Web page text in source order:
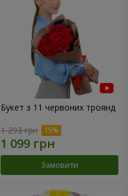
Букет з 11 червоних троянд
1 293 грн
Замовити